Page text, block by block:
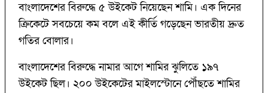
বাংলাদেশের বিরুদ্ধে ৫ উইকেট নিয়েছেন শামি। এক দিনের
ক্রিকেটে সবচেয়ে কম বলে এই কীর্তি গড়েছেন ভারতীয় দ্রুত
গতির বোলার।
বাংলাদেশের বিরুদ্ধে নামার আগে শামির ঝুলিতে ১৯৭
উইকেট ছিল। ২০০ উইকেটের মাইলস্টোনে পৌঁছতে শামির